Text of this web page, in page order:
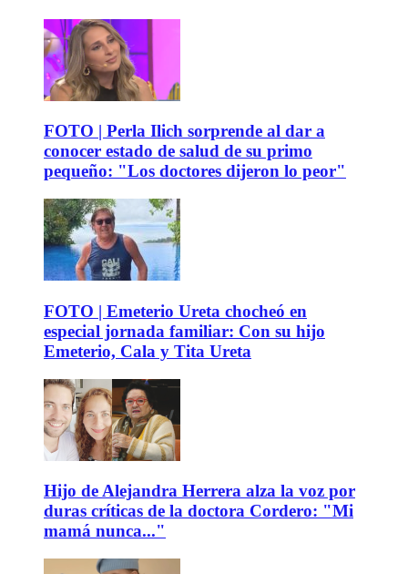
FOTO | Perla Ilich sorprende al dar a
conocer estado de salud de su primo
pequeño: "Los doctores dijeron lo peor"
FOTO | Emeterio Ureta chocheó en
especial jornada familiar: Con su hijo
Emeterio, Cala y Tita Ureta
Hijo de Alejandra Herrera alza la voz por
duras críticas de la doctora Cordero: "Mi
mamá nunca..."